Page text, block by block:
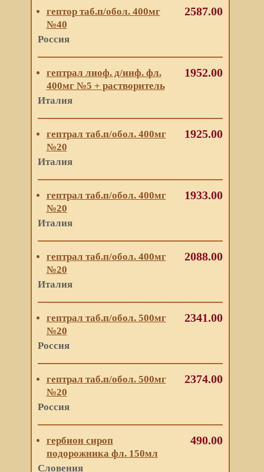
гептор таб.п/обол. 400мг
№40
Россия
2587.00
гептрал лиоф. д/инф. фл.
400мг №5 + растворитель
Италия
1952.00
гептрал таб.п/обол. 400мг
№20
Италия
1925.00
гептрал таб.п/обол. 400мг
№20
Италия
1933.00
гептрал таб.п/обол. 400мг
№20
Италия
2088.00
гептрал таб.п/обол. 500мг
№20
Россия
2341.00
гептрал таб.п/обол. 500мг
№20
Россия
2374.00
гербион сироп
подорожника фл. 150мл
Словения
490.00